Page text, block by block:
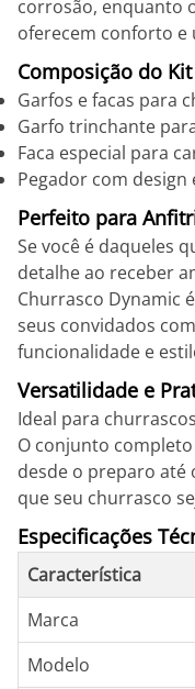
corrosão, enquanto
oferecem conforto e
Composição do Kit
Garfos e facas para
Garfo trinchante
Faca especial para
Pegador com
Perfeito para
Se você é daqueles
detalhe ao receber
Churrasco Dynamic
seus convidados
funcionalidade e
Versatilidade e
Ideal para
O conjunto
desde o preparo
que seu churrasco
Especificações
Característica
Marca
Modelo